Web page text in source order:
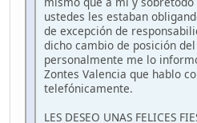
ustedes les estaban
de excepción de
dicho cambio de posición
personalmente me lo
Zontes Valencia que hablo
telefónicamente.
LES DESEO UNAS FELICES